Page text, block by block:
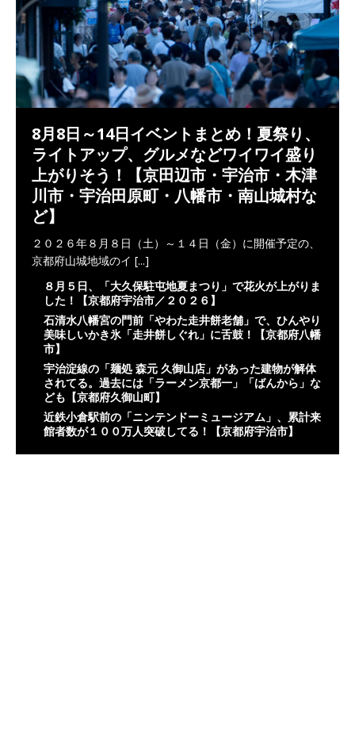
8月8日～14日イベントまとめ！夏祭り、
ライトアップ、グルメなどワイワイ盛り
上がりそう！【京田辺市・宇治市・木津
川市・宇治田原町・八幡市・南山城村な
ど】
２０２６年８月８日（土）～１４日（金）に開催予定の、
京都府山城地域のイ [...]
８月５日、「大久保駐屯地夏まつり」で花火が上がりま
した！【京都府宇治市／２０２６】
石清水八幡宮の門前「やわた走井餅老舗」で、ひんやり
美味しいかき氷「走井餅しぐれ」に舌鼓！【京都府八幡
市】
宇治淀線の「麺処 森元 久御山店」があった建物が解体
されてる。過去には「ラーメン京都一」「ばんから」な
ども【京都府久御山町】
近鉄小倉駅前の「ニンテンドーミュージアム」、累計来
館者数が１００万人突破してる！【京都府宇治市】